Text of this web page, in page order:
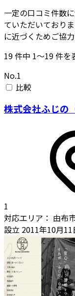
一定の口コミ件数
ていただいており
に近づくためご協
19件中 1〜19件を
No.1
比較
株式会社ふじの
1
対応エリア： 由布
設立 2011年10月11